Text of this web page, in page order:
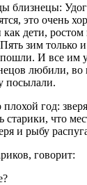
близнецы:
это очень
дети,
зим только
И все им
любили, во
посылали.
год:
что
и рыбу
говорит: